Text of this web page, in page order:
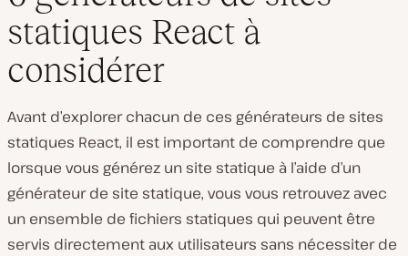
statiques React à
considérer
Avant d’explorer chacun de ces générateurs de sites
statiques React, il est important de comprendre que
lorsque vous générez un site statique à l’aide d’un
générateur de site statique, vous vous retrouvez avec
un ensemble de fichiers statiques qui peuvent être
servis directement aux utilisateurs sans nécessiter de